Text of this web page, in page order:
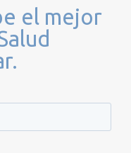
el mejor